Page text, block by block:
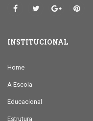
INSTITUCIONAL
Home
A Escola
Educacional
Estrutura